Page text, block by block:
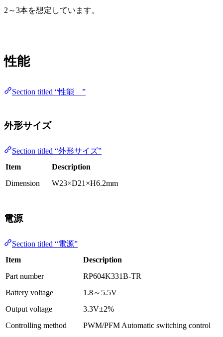
2～3本を想定しています。
性能
Section titled “性能 ”
外形サイズ
Section titled “外形サイズ”
Item
Description
Dimension
W23×D21×H6.2mm
電源
Section titled “電源”
Item
Description
Part number
RP604K331B-TR
Battery voltage
1.8～5.5V
Output voltage
3.3V±2%
Controlling method
PWM/PFM Automatic switching control